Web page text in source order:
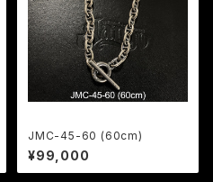
JMC-45-60 (60cm)
¥99,000